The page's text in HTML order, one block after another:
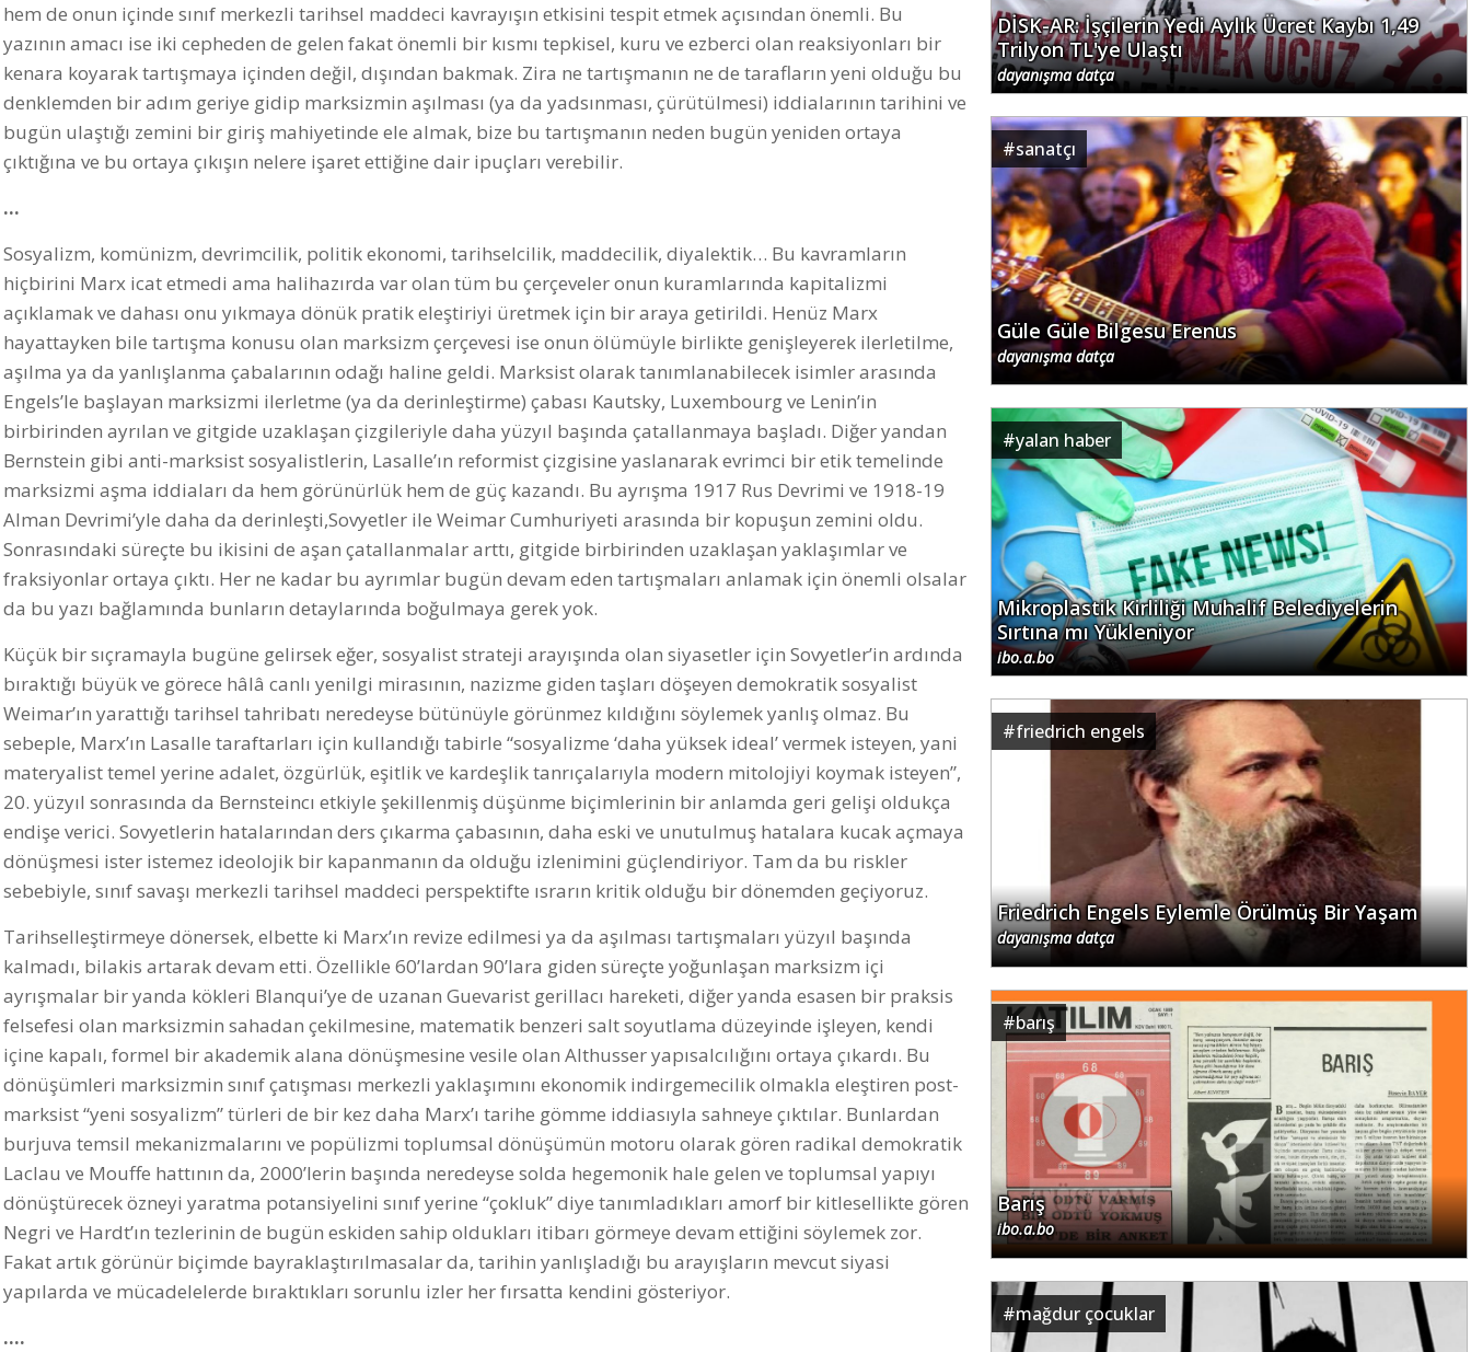
hem de onun içinde sınıf merkezli tarihsel maddeci kavrayışın etkisini tespit etmek açısından önemli. Bu
yazının amacı ise iki cepheden de gelen fakat önemli bir kısmı tepkisel, kuru ve ezberci olan reaksiyonları bir
kenara koyarak tartışmaya içinden değil, dışından bakmak. Zira ne tartışmanın ne de tarafların yeni olduğu bu
denklemden bir adım geriye gidip marksizmin aşılması (ya da yadsınması, çürütülmesi) iddialarının tarihini ve
bugün ulaştığı zemini bir giriş mahiyetinde ele almak, bize bu tartışmanın neden bugün yeniden ortaya
çıktığına ve bu ortaya çıkışın nelere işaret ettiğine dair ipuçları verebilir.
…
Sosyalizm, komünizm, devrimcilik, politik ekonomi, tarihselcilik, maddecilik, diyalektik… Bu kavramların
hiçbirini Marx icat etmedi ama halihazırda var olan tüm bu çerçeveler onun kuramlarında kapitalizmi
açıklamak ve dahası onu yıkmaya dönük pratik eleştiriyi üretmek için bir araya getirildi. Henüz Marx
hayattayken bile tartışma konusu olan marksizm çerçevesi ise onun ölümüyle birlikte genişleyerek ilerletilme,
aşılma ya da yanlışlanma çabalarının odağı haline geldi. Marksist olarak tanımlanabilecek isimler arasında
Engels’le başlayan marksizmi ilerletme (ya da derinleştirme) çabası Kautsky, Luxembourg ve Lenin’in
birbirinden ayrılan ve gitgide uzaklaşan çizgileriyle daha yüzyıl başında çatallanmaya başladı. Diğer yandan
Bernstein gibi anti-marksist sosyalistlerin, Lasalle’ın reformist çizgisine yaslanarak evrimci bir etik temelinde
marksizmi aşma iddiaları da hem görünürlük hem de güç kazandı. Bu ayrışma 1917 Rus Devrimi ve 1918-19
Alman Devrimi’yle daha da derinleşti,Sovyetler ile Weimar Cumhuriyeti arasında bir kopuşun zemini oldu.
Sonrasındaki süreçte bu ikisini de aşan çatallanmalar arttı, gitgide birbirinden uzaklaşan yaklaşımlar ve
fraksiyonlar ortaya çıktı. Her ne kadar bu ayrımlar bugün devam eden tartışmaları anlamak için önemli olsalar
da bu yazı bağlamında bunların detaylarında boğulmaya gerek yok.
Küçük bir sıçramayla bugüne gelirsek eğer, sosyalist strateji arayışında olan siyasetler için Sovyetler’in ardında
bıraktığı büyük ve görece hâlâ canlı yenilgi mirasının, nazizme giden taşları döşeyen demokratik sosyalist
Weimar’ın yarattığı tarihsel tahribatı neredeyse bütünüyle görünmez kıldığını söylemek yanlış olmaz. Bu
sebeple, Marx’ın Lasalle taraftarları için kullandığı tabirle “sosyalizme ‘daha yüksek ideal’ vermek isteyen, yani
materyalist temel yerine adalet, özgürlük, eşitlik ve kardeşlik tanrıçalarıyla modern mitolojiyi koymak isteyen”,
20. yüzyıl sonrasında da Bernsteincı etkiyle şekillenmiş düşünme biçimlerinin bir anlamda geri gelişi oldukça
endişe verici. Sovyetlerin hatalarından ders çıkarma çabasının, daha eski ve unutulmuş hatalara kucak açmaya
dönüşmesi ister istemez ideolojik bir kapanmanın da olduğu izlenimini güçlendiriyor. Tam da bu riskler
sebebiyle, sınıf savaşı merkezli tarihsel maddeci perspektifte ısrarın kritik olduğu bir dönemden geçiyoruz.
Tarihselleştirmeye dönersek, elbette ki Marx’ın revize edilmesi ya da aşılması tartışmaları yüzyıl başında
kalmadı, bilakis artarak devam etti. Özellikle 60’lardan 90’lara giden süreçte yoğunlaşan marksizm içi
ayrışmalar bir yanda kökleri Blanqui’ye de uzanan Guevarist gerillacı hareketi, diğer yanda esasen bir praksis
felsefesi olan marksizmin sahadan çekilmesine, matematik benzeri salt soyutlama düzeyinde işleyen, kendi
içine kapalı, formel bir akademik alana dönüşmesine vesile olan Althusser yapısalcılığını ortaya çıkardı. Bu
dönüşümleri marksizmin sınıf çatışması merkezli yaklaşımını ekonomik indirgemecilik olmakla eleştiren post-
marksist “yeni sosyalizm” türleri de bir kez daha Marx’ı tarihe gömme iddiasıyla sahneye çıktılar. Bunlardan
burjuva temsil mekanizmalarını ve popülizmi toplumsal dönüşümün motoru olarak gören radikal demokratik
Laclau ve Mouffe hattının da, 2000’lerin başında neredeyse solda hegemonik hale gelen ve toplumsal yapıyı
dönüştürecek özneyi yaratma potansiyelini sınıf yerine “çokluk” diye tanımladıkları amorf bir kitlesellikte gören
Negri ve Hardt’ın tezlerinin de bugün eskiden sahip oldukları itibarı görmeye devam ettiğini söylemek zor.
Fakat artık görünür biçimde bayraklaştırılmasalar da, tarihin yanlışladığı bu arayışların mevcut siyasi
yapılarda ve mücadelelerde bıraktıkları sorunlu izler her fırsatta kendini gösteriyor.
….
DİSK-AR: İşçilerin Yedi Aylık Ücret Kaybı 1,49
Trilyon TL'ye Ulaştı
dayanışma datça
#sanatçı
Güle Güle Bilgesu Erenus
dayanışma datça
#yalan haber
Mikroplastik Kirliliği Muhalif Belediyelerin
Sırtına mı Yükleniyor
ibo.a.bo
#friedrich engels
Friedrich Engels Eylemle Örülmüş Bir Yaşam
dayanışma datça
#barış
Barış
ibo.a.bo
#mağdur çocuklar